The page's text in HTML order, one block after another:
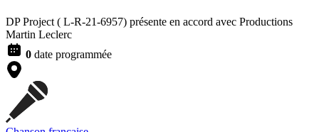
DP Project ( L-R-21-6957) présente en accord avec Productions
Martin Leclerc
0 date programmée